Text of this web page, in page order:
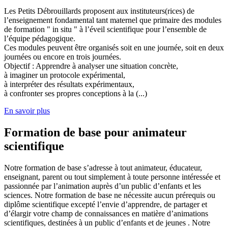
Les Petits Débrouillards proposent aux instituteurs(rices) de
l’enseignement fondamental tant maternel que primaire des modules
de formation " in situ " à l’éveil scientifique pour l’ensemble de
l’équipe pédagogique.
Ces modules peuvent être organisés soit en une journée, soit en deux
journées ou encore en trois journées.
Objectif : Apprendre à analyser une situation concrète,
à imaginer un protocole expérimental,
à interpréter des résultats expérimentaux,
à confronter ses propres conceptions à la (...)
En savoir plus
Formation de base pour animateur
scientifique
Notre formation de base s’adresse à tout animateur, éducateur,
enseignant, parent ou tout simplement à toute personne intéressée et
passionnée par l’animation auprès d’un public d’enfants et les
sciences. Notre formation de base ne nécessite aucun prérequis ou
diplôme scientifique excepté l’envie d’apprendre, de partager et
d’élargir votre champ de connaissances en matière d’animations
scientifiques, destinées à un public d’enfants et de jeunes . Notre